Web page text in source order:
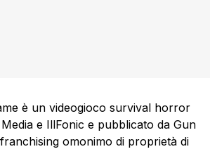
è un videogioco survival horror
e IllFonic e pubblicato da Gun
omonimo di proprietà di